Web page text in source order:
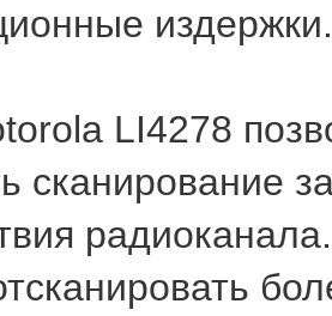
издержки.
LI4278
сканирование